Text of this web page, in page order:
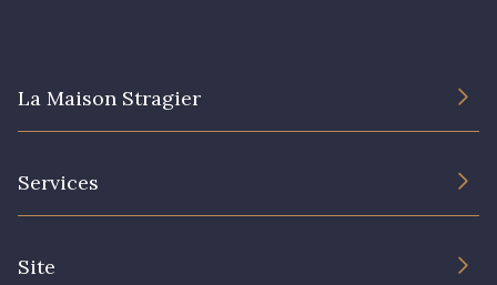
La Maison Stragier
Services
Site